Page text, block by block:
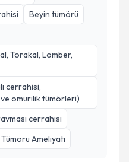
Beyin tümörü
Torakal, Lomber,
cerrahisi,
omurilik tümörleri)
cerrahisi
Ameliyatı